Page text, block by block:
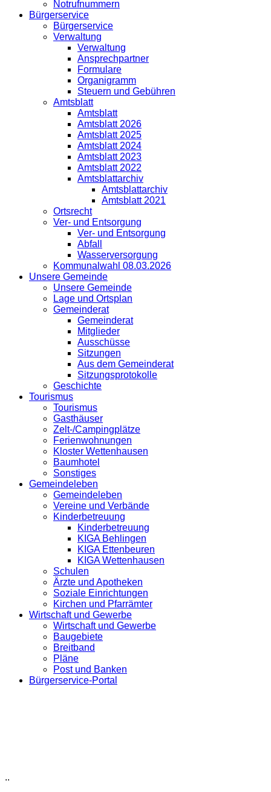
Notrufnummern
Bürgerservice
Bürgerservice
Verwaltung
Verwaltung
Ansprechpartner
Formulare
Organigramm
Steuern und Gebühren
Amtsblatt
Amtsblatt
Amtsblatt 2026
Amtsblatt 2025
Amtsblatt 2024
Amtsblatt 2023
Amtsblatt 2022
Amtsblattarchiv
Amtsblattarchiv
Amtsblatt 2021
Ortsrecht
Ver- und Entsorgung
Ver- und Entsorgung
Abfall
Wasserversorgung
Kommunalwahl 08.03.2026
Unsere Gemeinde
Unsere Gemeinde
Lage und Ortsplan
Gemeinderat
Gemeinderat
Mitglieder
Ausschüsse
Sitzungen
Aus dem Gemeinderat
Sitzungsprotokolle
Geschichte
Tourismus
Tourismus
Gasthäuser
Zelt-/Campingplätze
Ferienwohnungen
Kloster Wettenhausen
Baumhotel
Sonstiges
Gemeindeleben
Gemeindeleben
Vereine und Verbände
Kinderbetreuung
Kinderbetreuung
KIGA Behlingen
KIGA Ettenbeuren
KIGA Wettenhausen
Schulen
Ärzte und Apotheken
Soziale Einrichtungen
Kirchen und Pfarrämter
Wirtschaft und Gewerbe
Wirtschaft und Gewerbe
Baugebiete
Breitband
Pläne
Post und Banken
Bürgerservice-Portal
..